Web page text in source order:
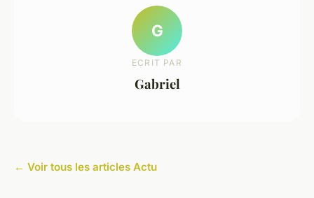
G
ECRIT PAR
Gabriel
← Voir tous les articles Actu